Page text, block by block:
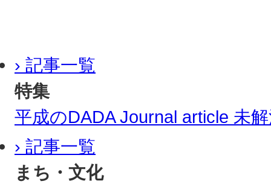
› 記事一覧
特集
平成のDADA Journal article 未
› 記事一覧
まち・文化